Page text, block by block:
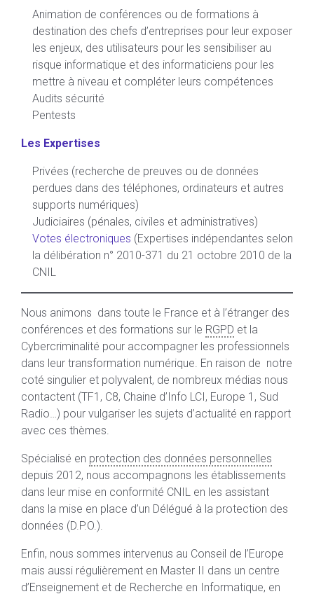
Animation de conférences ou de formations à
destination des chefs d’entreprises pour leur exposer
les enjeux, des utilisateurs pour les sensibiliser au
risque informatique et des informaticiens pour les
mettre à niveau et compléter leurs compétences
Audits sécurité
Pentests
Les Expertises
Privées (recherche de preuves ou de données
perdues dans des téléphones, ordinateurs et autres
supports numériques)
Judiciaires (pénales, civiles et administratives)
Votes électroniques (Expertises indépendantes selon
la délibération n° 2010-371 du 21 octobre 2010 de la
CNIL
Nous animons dans toute le France et à l’étranger des
conférences et des formations sur le RGPD et la
Cybercriminalité pour accompagner les professionnels
dans leur transformation numérique. En raison de notre
coté singulier et polyvalent, de nombreux médias nous
contactent (TF1, C8, Chaine d’Info LCI, Europe 1, Sud
Radio…) pour vulgariser les sujets d’actualité en rapport
avec ces thèmes.
Spécialisé en protection des données personnelles
depuis 2012, nous accompagnons les établissements
dans leur mise en conformité CNIL en les assistant
dans la mise en place d’un Délégué à la protection des
données (D.P.O.).
Enfin, nous sommes intervenus au Conseil de l’Europe
mais aussi régulièrement en Master II dans un centre
d’Enseignement et de Recherche en Informatique, en